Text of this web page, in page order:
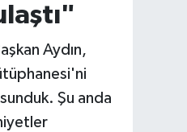
Aydın,
Şu anda